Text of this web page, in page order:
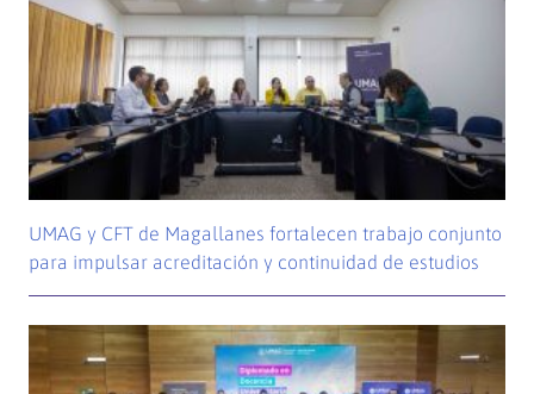
UMAG y CFT de Magallanes fortalecen trabajo conjunto
para impulsar acreditación y continuidad de estudios